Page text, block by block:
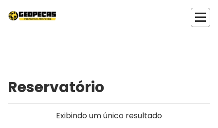
para
Reservatório
Exibindo um único resultado